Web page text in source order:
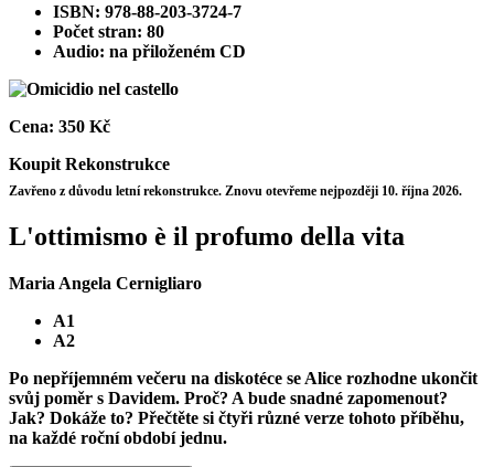
ISBN: 978-88-203-3724-7
Počet stran: 80
Audio: na přiloženém CD
Cena: 350 Kč
Koupit Rekonstrukce
Zavřeno z důvodu letní rekonstrukce. Znovu otevřeme nejpozději 10. října 2026.
L'ottimismo è il profumo della vita
Maria Angela Cernigliaro
A1
A2
Po nepříjemném večeru na diskotéce se Alice rozhodne ukončit
svůj poměr s Davidem. Proč? A bude snadné zapomenout?
Jak? Dokáže to? Přečtěte si čtyři různé verze tohoto příběhu,
na každé roční období jednu.